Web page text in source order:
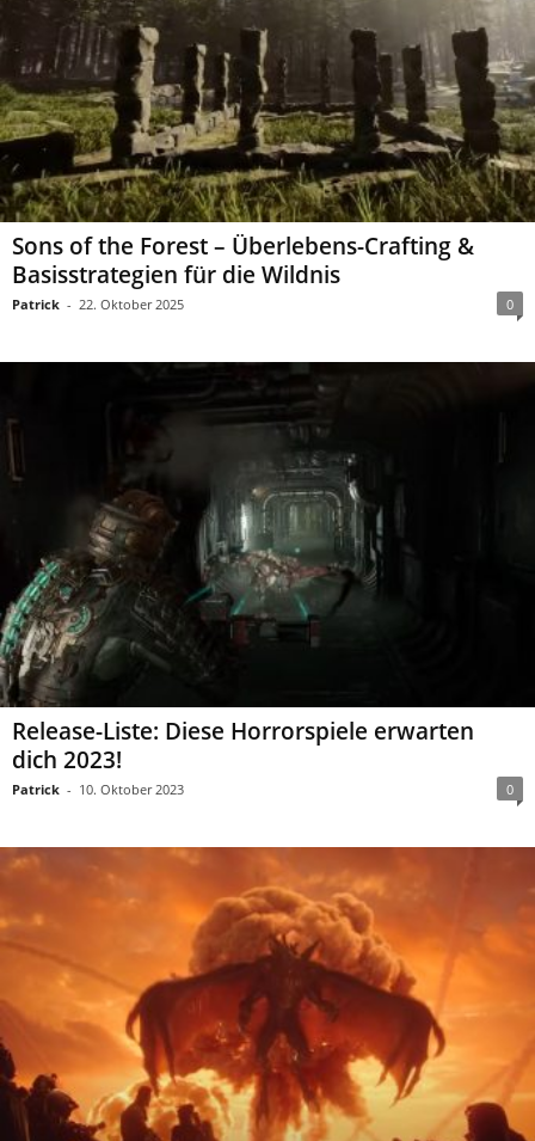
Sons of the Forest – Überlebens-Crafting &
Basisstrategien für die Wildnis
Patrick - 22. Oktober 2025 0
Release-Liste: Diese Horrorspiele erwarten
dich 2023!
Patrick - 10. Oktober 2023 0